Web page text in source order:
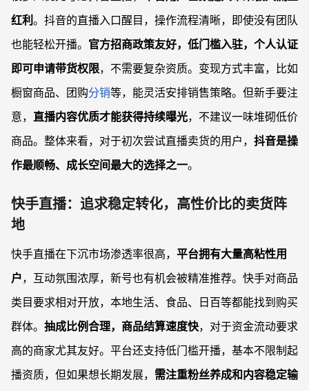
红利 。抖音的直播入口醒目，操作流程清晰，即使没有团队
也能轻松开播。 官方招商政策友好，低门槛入驻，个人认证
即可申请带货权限，不需要复杂资质。变现方式丰富，比如
橱窗商品、团购分销等，能灵活安排销售策略。但新手要注
意， 直播内容优质才能获得持续曝光，不建议一味堆砌低价
商品。整体来看，对于初次尝试直播卖货的用户， 抖音是操
作最顺畅、成长空间最大的选择之一。
快手直播：追求稳定转化，高性价比的卖货阵
地
快手直播在下沉市场渗透率很高， 平台拥有大量高粘性用
户，互动氛围浓厚，新号也有机会被精准推荐。快手对商品
类目要求相对开放，本地生活、食品、日百等都能找到购买
群体。 抽成比例合理，商品结算速度快，对于资金流动要求
高的商家尤其友好。平台还支持低门槛开播，基本不限制起
播资质，但如果想长期发展， 需注重粉丝养成和内容稳定输